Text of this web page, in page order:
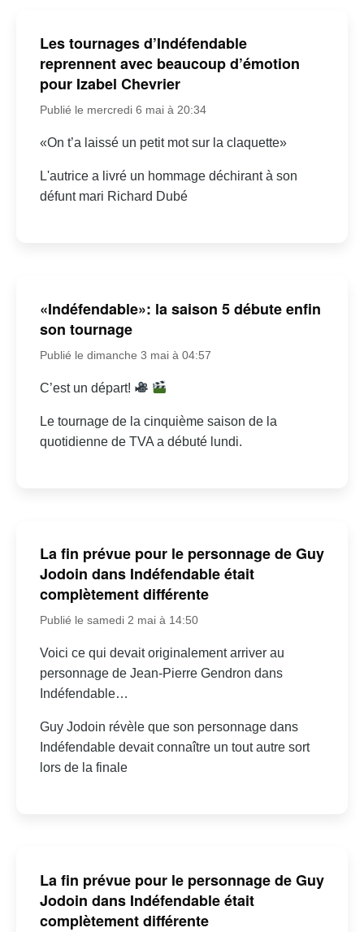
Les tournages d’Indéfendable
reprennent avec beaucoup d’émotion
pour Izabel Chevrier
Publié le mercredi 6 mai à 20:34
«On t’a laissé un petit mot sur la claquette»
L'autrice a livré un hommage déchirant à son
défunt mari Richard Dubé
«Indéfendable»: la saison 5 débute enfin
son tournage
Publié le dimanche 3 mai à 04:57
C’est un départ!
Le tournage de la cinquième saison de la
quotidienne de TVA a débuté lundi.
La fin prévue pour le personnage de Guy
Jodoin dans Indéfendable était
complètement différente
Publié le samedi 2 mai à 14:50
Voici ce qui devait originalement arriver au
personnage de Jean-Pierre Gendron dans
Indéfendable…
Guy Jodoin révèle que son personnage dans
Indéfendable devait connaître un tout autre sort
lors de la finale
La fin prévue pour le personnage de Guy
Jodoin dans Indéfendable était
complètement différente